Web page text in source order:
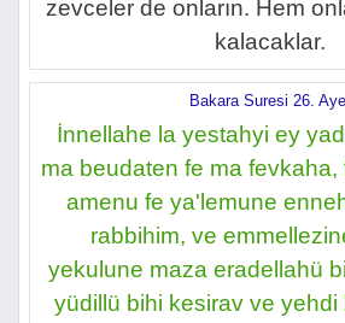
zevceler de onların. Hem
kalacaklar.
Bakara Suresi 26.
İnnellahe la yestahyi ey
ma beudaten fe ma fevkaha,
amenu fe ya'lemune
rabbihim, ve
yekulune maza eradellahü
yüdillü bihi kesirav ve yehdi